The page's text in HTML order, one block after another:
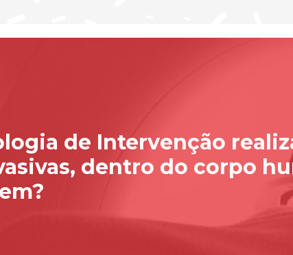
de Intervenção
dentro do corpo